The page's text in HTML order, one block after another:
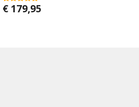
5.00
€ 179,95